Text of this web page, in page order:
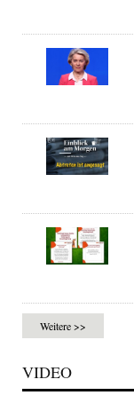
Weitere >>
VIDEO